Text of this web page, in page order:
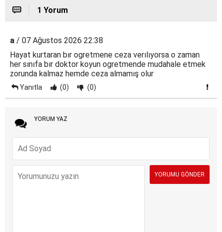
1 Yorum
a / 07 Ağustos 2026 22:38
Hayat kurtaran bır ogretmene ceza verılıyorsa o zaman
her sınıfa bır doktor koyun ogretmende mudahale etmek
zorunda kalmaz hemde ceza almamış olur
Yanıtla (0) (0)
YORUM YAZ